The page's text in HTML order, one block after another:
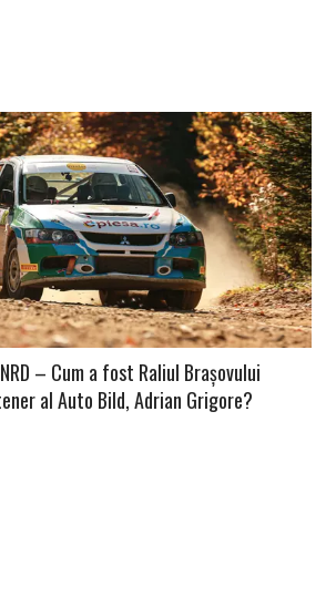
– Cum a fost Raliul Brașovului
al Auto Bild, Adrian Grigore?